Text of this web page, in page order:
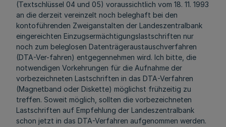
(Textschlüssel 04 und 05) voraussichtlich vom 18. 11. 1993
an die derzeit vereinzelt noch beleghaft bei den
kontoführenden Zweiganstalten der Landeszentralbank
eingereichten Einzugsermächtigungslastschriften nur
noch zum beleglosen Datenträgeraustauschverfahren
(DTA-Ver-fahren) entgegennehmen wird. Ich bitte, die
notwendigen Vorkehrungen für die Aufnahme der
vorbezeichneten Lastschriften in das DTA-Verfahren
(Magnetband oder Diskette) möglichst frühzeitig zu
treffen. Soweit möglich, sollten die vorbezeichneten
Lastschriften auf Empfehlung der Landeszentralbank
schon jetzt in das DTA-Verfahren aufgenommen werden.